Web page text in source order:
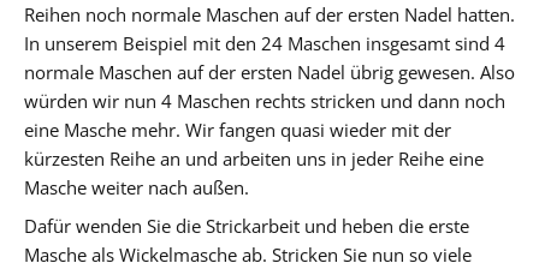
Reihen noch normale Maschen auf der ersten Nadel hatten.
In unserem Beispiel mit den 24 Maschen insgesamt sind 4
normale Maschen auf der ersten Nadel übrig gewesen. Also
würden wir nun 4 Maschen rechts stricken und dann noch
eine Masche mehr. Wir fangen quasi wieder mit der
kürzesten Reihe an und arbeiten uns in jeder Reihe eine
Masche weiter nach außen.
Dafür wenden Sie die Strickarbeit und heben die erste
Masche als Wickelmasche ab. Stricken Sie nun so viele